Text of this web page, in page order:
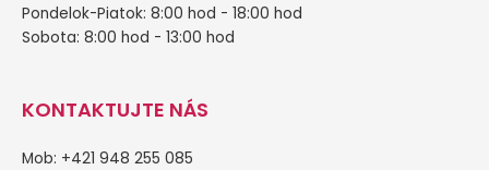
Pondelok-Piatok: 8:00 hod - 18:00 hod
Sobota: 8:00 hod - 13:00 hod
KONTAKTUJTE NÁS
Mob: +421 948 255 085